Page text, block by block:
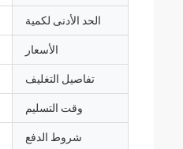
الحد الأدنى لكمية
الأسعار
تفاصيل التغليف
وقت التسليم
شروط الدفع